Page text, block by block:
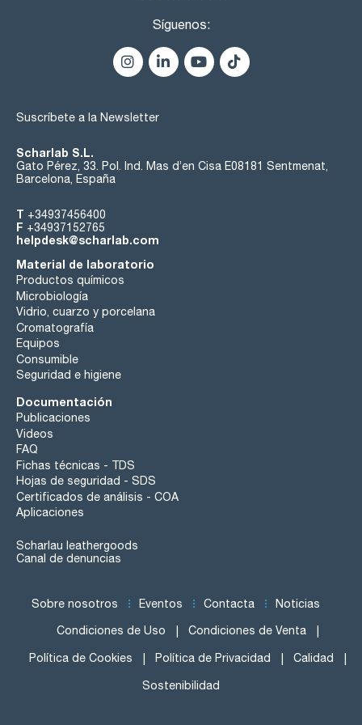
Síguenos:
Suscríbete a la Newsletter
Scharlab S.L.
Gato Pérez, 33. Pol. Ind. Mas d’en Cisa E08181 Sentmenat,
Barcelona, España
T +34937456400
F +34937152765
helpdesk@scharlab.com
Material de laboratorio
Productos químicos
Microbiología
Vidrio, cuarzo y porcelana
Cromatografía
Equipos
Consumible
Seguridad e higiene
Documentación
Publicaciones
Videos
FAQ
Fichas técnicas - TDS
Hojas de seguridad - SDS
Certificados de análisis - COA
Aplicaciones
Scharlau leathergoods
Canal de denuncias
Sobre nosotros Eventos Contacta Noticias
Condiciones de Uso Condiciones de Venta
Política de Cookies Política de Privacidad Calidad
Sostenibilidad